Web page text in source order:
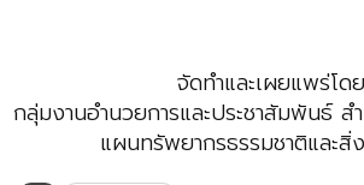
จัดทำและเผยแพร่โดย
กลุ่มงานอำนวยการและประชาสัมพันธ์ ส
แผนทรัพยากรธรรมชาติและสิ่